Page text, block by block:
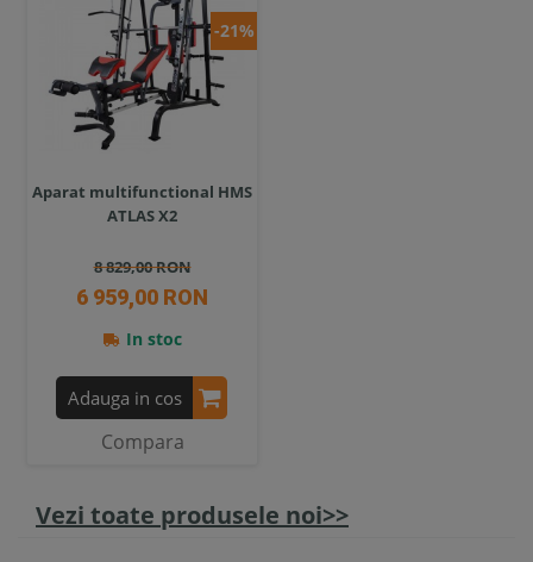
-21%
Aparat multifunctional HMS
ATLAS X2
8 829,00 RON
6 959,00 RON
In stoc
Adauga in cos
Compara
Vezi toate produsele noi>>